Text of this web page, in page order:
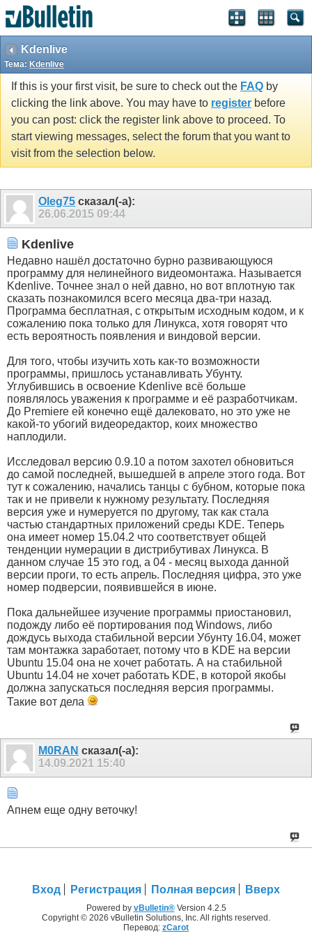
Kdenlive
Тема: Kdenlive
If this is your first visit, be sure to check out the FAQ by
clicking the link above. You may have to register before
you can post: click the register link above to proceed. To
start viewing messages, select the forum that you want to
visit from the selection below.
Оlеg75 сказал(-а):
26.06.2015 09:44
Kdenlive
Недавно нашёл достаточно бурно развивающуюся
программу для нелинейного видеомонтажа. Называется
Kdenlive. Точнее знал о ней давно, но вот вплотную так
сказать познакомился всего месяца два-три назад.
Программа бесплатная, с открытым исходным кодом, и к
сожалению пока только для Линукса, хотя говорят что
есть вероятность появления и виндовой версии.
Для того, чтобы изучить хоть как-то возможности
программы, пришлось устанавливать Убунту.
Углубившись в освоение Kdenlive всё больше
появлялось уважения к программе и её разработчикам.
До Premiere ей конечно ещё далековато, но это уже не
какой-то убогий видеоредактор, коих множество
наплодили.
Исследовал версию 0.9.10 а потом захотел обновиться
до самой последней, вышедшей в апреле этого года. Вот
тут к сожалению, начались танцы с бубном, которые пока
так и не привели к нужному результату. Последняя
версия уже и нумеруется по другому, так как стала
частью стандартных приложений среды KDE. Теперь
она имеет номер 15.04.2 что соответствует общей
тенденции нумерации в дистрибутивах Линукса. В
данном случае 15 это год, а 04 - месяц выхода данной
версии проги, то есть апрель. Последняя цифра, это уже
номер подверсии, появившейся в июне.
Пока дальнейшее изучение программы приостановил,
подожду либо её портирования под Windows, либо
дождусь выхода стабильной версии Убунту 16.04, может
там монтажка заработает, потому что в KDE на версии
Ubuntu 15.04 она не хочет работать. А на стабильной
Ubuntu 14.04 не хочет работать KDE, в которой якобы
должна запускаться последняя версия программы.
Такие вот дела
M0RAN сказал(-а):
14.09.2021 15:40
Апнем еще одну веточку!
Вход Регистрация Полная версия Вверх
Powered by vBulletin®Version 4.2.5
Copyright © 2026 vBulletin Solutions, Inc. All rights reserved.
Перевод: zCarot